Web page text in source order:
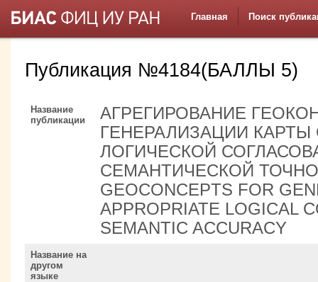
Главная Поиск
Публикация №4184(БАЛЛЫ 5)
Название
публикации
АГРЕГИРОВАНИЕ
ГЕНЕРАЛИЗАЦИИ КАРТЫ
ЛОГИЧЕСКОЙ
СЕМАНТИЧЕСКОЙ
GEOCONCEPTS FOR
APPROPRIATE LOGICAL
SEMANTIC ACCURACY
Название на
другом
языке